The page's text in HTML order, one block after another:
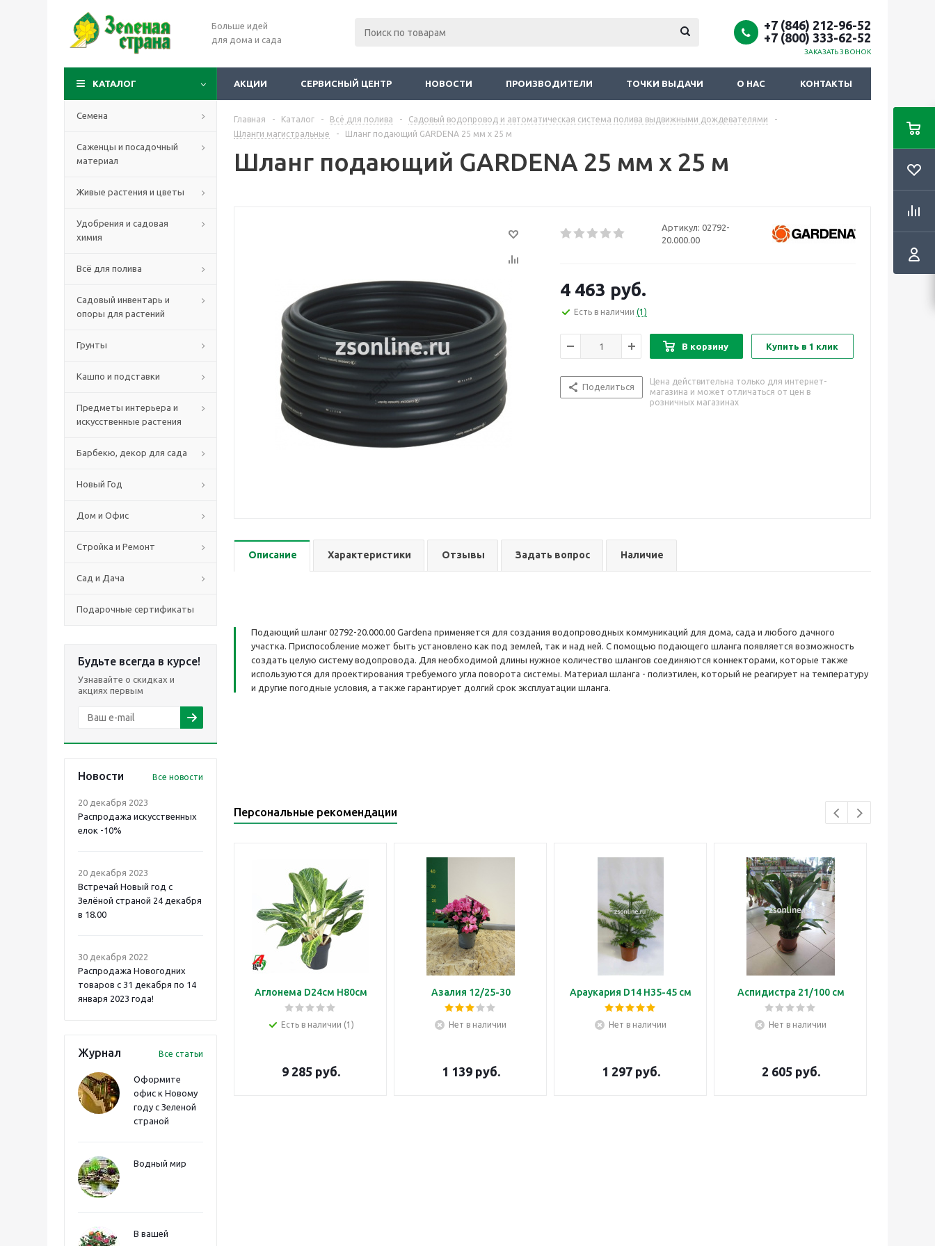
Больше идей
для дома и сада
+7 (846) 212-96-52
+7 (800) 333-62-52
ЗАКАЗАТЬ ЗВОНОК
КАТАЛОГ АКЦИИ СЕРВИСНЫЙ ЦЕНТР НОВОСТИ ПРОИЗВОДИТЕЛИ ТОЧКИ ВЫДАЧИ О НАС КОНТАКТЫ
Семена
Саженцы и посадочный
материал
Живые растения и цветы
Удобрения и садовая
химия
Всё для полива
Садовый инвентарь и
опоры для растений
Грунты
Кашпо и подставки
Предметы интерьера и
искусственные растения
Барбекю, декор для сада
Новый Год
Дом и Офис
Стройка и Ремонт
Сад и Дача
Подарочные сертификаты
Будьте всегда в курсе!
Узнавайте о скидках и
акциях первым
Новости Все новости
20 декабря 2023
Распродажа искусственных
елок -10%
20 декабря 2023
Встречай Новый год с
Зелёной страной 24 декабря
в 18.00
30 декабря 2022
Распродажа Новогодних
товаров с 31 декабря по 14
января 2023 года!
Журнал Все статьи
Оформите
офис к Новому
году с Зеленой
страной
Водный мир
В вашей
Главная - Каталог - Всё для полива - Садовый водопровод и автоматическая система полива выдвижными дождевателями
-
Шланги магистральные
- Шланг подающий GARDENA 25 мм х 25 м
Шланг подающий GARDENA 25 мм х 25 м
Артикул: 02792-
20.000.00
4 463 руб.
Есть в наличии (1)
В корзину Купить в 1 клик
Поделиться
Цена действительна только для интернет-
магазина и может отличаться от цен в
розничных магазинах
Описание Характеристики Отзывы Задать вопрос Наличие
Подающий шланг 02792-20.000.00 Gardena применяется для создания водопроводных коммуникаций для дома, сада и любого дачного
участка. Приспособление может быть установлено как под землей, так и над ней. С помощью подающего шланга появляется возможность
создать целую систему водопровода. Для необходимой длины нужное количество шлангов соединяются коннекторами, которые также
используются для проектирования требуемого угла поворота системы. Материал шланга - полиэтилен, который не реагирует на температуру
и другие погодные условия, а также гарантирует долгий срок эксплуатации шланга.
Персональные рекомендации
Аглонема D24см H80см
Есть в наличии (1)
9 285 руб.
Азалия 12/25-30
Нет в наличии
1 139руб.
Араукария D14 H35-45 см
Нет в наличии
1 297руб.
Аспидистра 21/100 см
Нет в наличии
2 605 руб.